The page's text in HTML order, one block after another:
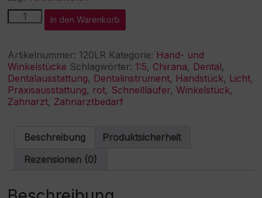
Chirana
Rotes
LUX-
Winkelstück
120LR
Menge
In den Warenkorb
l
r
n
a
t
:
Artikelnummer: 120LR Kategorie: Hand- und
Winkelstücke Schlagwörter: 1:5, Chirana, Dental,
Dentalausstattung, Dentalinstrument, Handstück, Licht,
Praxisausstattung, rot, Schnellläufer,Winkelstück,
Zahnarzt, Zahnarztbedarf
Beschreibung
Produktsicherheit
Rezensionen (0)